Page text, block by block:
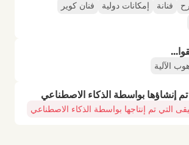
فنانة إمكانات دولية
فنان كوير
الآلية
إنشاؤها بواسطة الذكاء الاصطناعي
التي تم إنتاجها بواسطة الذكاء الاصطناعي